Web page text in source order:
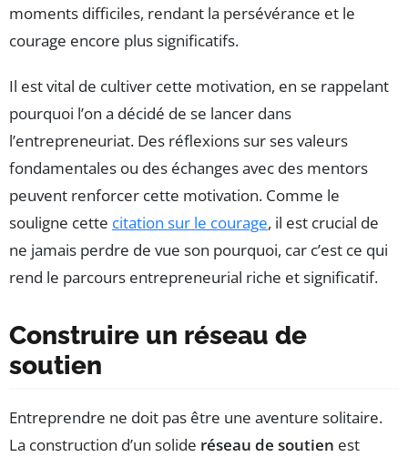
moments difficiles, rendant la persévérance et le
courage encore plus significatifs.
Il est vital de cultiver cette motivation, en se rappelant
pourquoi l’on a décidé de se lancer dans
l’entrepreneuriat. Des réflexions sur ses valeurs
fondamentales ou des échanges avec des mentors
peuvent renforcer cette motivation. Comme le
souligne cette citation sur le courage, il est crucial de
ne jamais perdre de vue son pourquoi, car c’est ce qui
rend le parcours entrepreneurial riche et significatif.
Construire un réseau de
soutien
Entreprendre ne doit pas être une aventure solitaire.
La construction d’un solide réseau de soutien est